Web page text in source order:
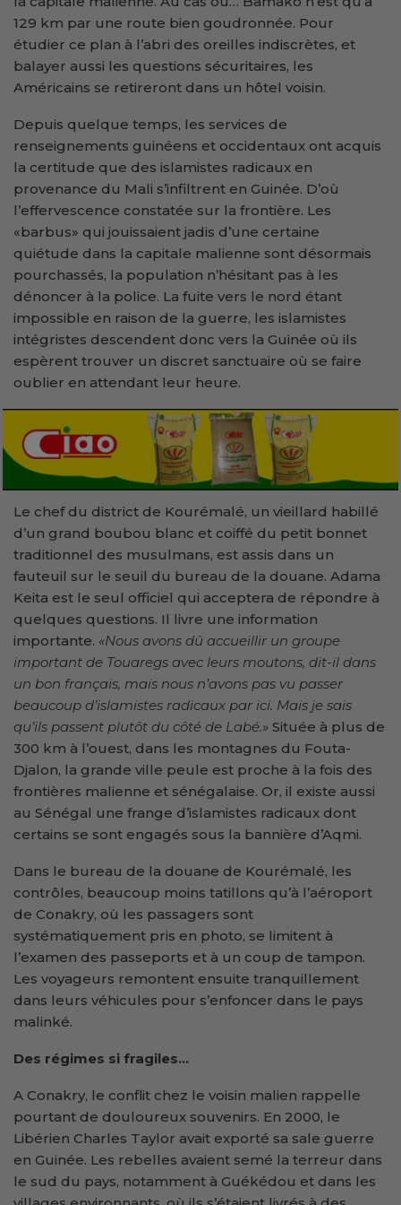
129 km par une route bien goudronnée. Pour
étudier ce plan à l’abri des oreilles indiscrètes, et
balayer aussi les questions sécuritaires, les
Américains se retireront dans un hôtel voisin.
Depuis quelque temps, les services de
renseignements guinéens et occidentaux ont acquis
la certitude que des islamistes radicaux en
provenance du Mali s’infiltrent en Guinée. D’où
l’effervescence constatée sur la frontière. Les
«barbus» qui jouissaient jadis d’une certaine
quiétude dans la capitale malienne sont désormais
pourchassés, la population n’hésitant pas à les
dénoncer à la police. La fuite vers le nord étant
impossible en raison de la guerre, les islamistes
intégristes descendent donc vers la Guinée où ils
espèrent trouver un discret sanctuaire où se faire
oublier en attendant leur heure.
Le chef du district de Kourémalé, un vieillard habillé
d’un grand boubou blanc et coiffé du petit bonnet
traditionnel des musulmans, est assis dans un
fauteuil sur le seuil du bureau de la douane. Adama
Keita est le seul officiel qui acceptera de répondre à
quelques questions. Il livre une information
importante. «Nous avons dû accueillir un groupe
important de Touaregs avec leurs moutons, dit-il dans
un bon français, mais nous n’avons pas vu passer
beaucoup d’islamistes radicaux par ici. Mais je sais
qu’ils passent plutôt du côté de Labé.» Située à plus de
300 km à l’ouest, dans les montagnes du Fouta-
Djalon, la grande ville peule est proche à la fois des
frontières malienne et sénégalaise. Or, il existe aussi
au Sénégal une frange d’islamistes radicaux dont
certains se sont engagés sous la bannière d’Aqmi.
Dans le bureau de la douane de Kourémalé, les
contrôles, beaucoup moins tatillons qu’à l’aéroport
de Conakry, où les passagers sont
systématiquement pris en photo, se limitent à
l’examen des passeports et à un coup de tampon.
Les voyageurs remontent ensuite tranquillement
dans leurs véhicules pour s’enfoncer dans le pays
malinké.
Des régimes si fragiles…
A Conakry, le conflit chez le voisin malien rappelle
pourtant de douloureux souvenirs. En 2000, le
Libérien Charles Taylor avait exporté sa sale guerre
en Guinée. Les rebelles avaient semé la terreur dans
le sud du pays, notamment à Guékédou et dans les